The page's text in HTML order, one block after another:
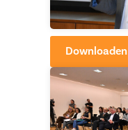
Downloaden